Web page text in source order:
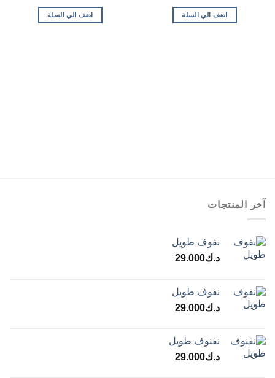
اضف الي السلة اضف الي السلة
آخر المنتجات
نفوف طويل
د.ك29.000
نفوف طويل
د.ك29.000
نفنوف طويل
د.ك29.000